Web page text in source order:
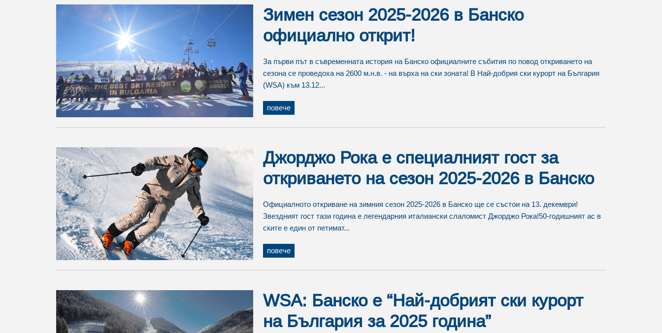
Зимен сезон 2025-2026 в Банско
официално открит!
За първи път в съвременната история на Банско официалнитe събития по повод откриването на
сезона се проведоха на 2600 м.н.в. - на върха на ски зоната! В Най-добрия ски курорт на България
(WSA) към 13.12...
повече
Джорджо Рока e специалният гост за
откриването на сезон 2025-2026 в Банско
Официалното откриване на зимния сезон 2025-2026 в Банско ще се състои на 13. декември!
Звездният гост тази година е легендарния италиански слаломист Джорджо Рока!50-годишният ас в
ските е един от петимат...
повече
WSA: Банско е “Най-добрият ски курорт
на България за 2025 година”